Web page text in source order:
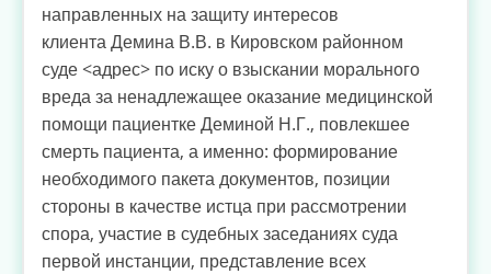
направленных на защиту интересов
клиента Демина В.В. в Кировском районном
суде <адрес> по иску о взыскании морального
вреда за ненадлежащее оказание медицинской
помощи пациентке Деминой Н.Г., повлекшее
смерть пациента, а именно: формирование
необходимого пакета документов, позиции
стороны в качестве истца при рассмотрении
спора, участие в судебных заседаниях суда
первой инстанции, представление всех